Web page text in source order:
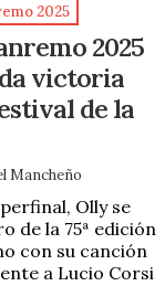
2025
2025
victoria
de la
Mancheño
Olly se
de la 75ª edición
con su canción
a Lucio Corsi